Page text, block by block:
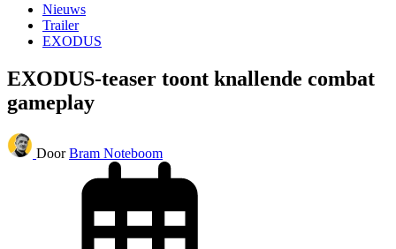
Nieuws
Trailer
EXODUS
EXODUS-teaser toont knallende combat
gameplay
Door Bram Noteboom